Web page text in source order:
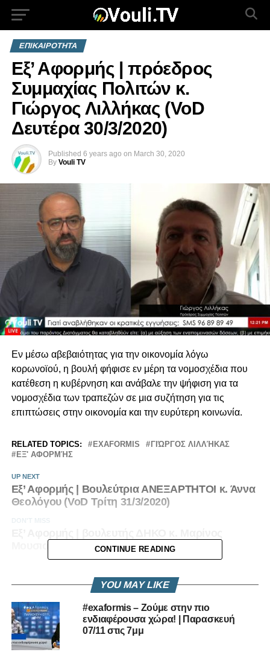
ΕΠΙΚΑΙΡΟΤΗΤΑ
Εξ’ Αφορμής | πρόεδρος
Συμμαχίας Πολιτών κ.
Γιώργος Λιλλήκας (VoD
Δευτέρα 30/3/2020)
Published 6 years ago on March 30, 2020
By Vouli TV
Εν μέσω αβεβαιότητας για την οικονομία λόγω
κορωνοϊού, η βουλή φήφισε εν μέρη τα νομοσχέδια που
κατέθεση η κυβέρνηση και ανάβαλε την ψήφιση για τα
νομοσχέδια των τραπεζών σε μια συζήτηση για τις
επιπτώσεις στην οικονομία και την ευρύτερη κοινωνία.
RELATED TOPICS: EXAFORMIS
ΓΙΏΡΓΟΣ ΛΙΛΛΉΚΑΣ
ΕΞ' ΑΦΟΡΜΉΣ
UP NEXT
Εξ’ Αφορμής | Βουλεύτρια ΑΝΕΞΑΡΤΗΤΟΙ κ. Άννα
Θεολόγου (VoD Τρίτη 31/3/2020)
DON'T MISS
Μουσιούττας (VoD Δευτέρα 30/3/2020μ)
CONTINUE READING
YOU MAY LIKE
#exaformis – Ζούμε στην πιο
ενδιαφέρουσα χώρα! | Παρασκευή
07/11 στις 7μμ